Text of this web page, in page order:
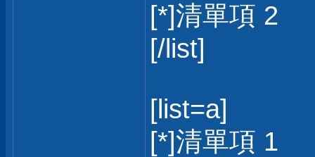
[*]清單項 2
[/list]
[list=a]
[*]清單項 1